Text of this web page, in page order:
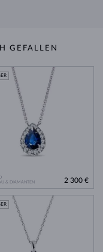
GEFALLEN
& DIAMANTEN
2 300 €